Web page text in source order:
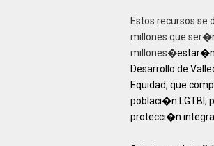
Estos recursos
millones que
millones�estar�n
Desarrollo de
Equidad, que
poblaci�n LGTBI;
protecci�n